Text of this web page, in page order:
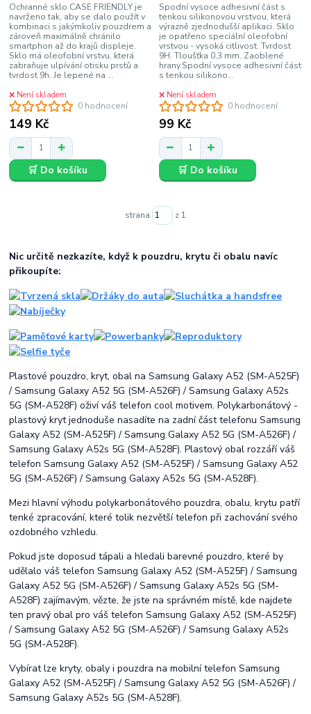
0 hodnocení
Ochranné sklo CASE FRIENDLY je
navrženo tak, aby se dalo použít v
kombinaci s jakýmkoliv pouzdrem a
zároveň maximálně chránilo
smartphon až do krajů displeje.
Sklo má oleofobní vrstvu, která
zabraňuje ulpívání otisku prstů a
tvrdost 9h. Je lepené na ...
149 Kč
❌ Není skladem
🛒 Do košíku
0 hodnocení
Spodní vysoce adhesivní část s
tenkou silikonovou vrstvou, která
výrazně zjednodušší aplikaci. Sklo
je opatřeno speciální oleofobní
vrstvou - vysoká citlivost. Tvrdost
9H. Tloušťka 0,3 mm. Zaoblené
hrany.Spodní vysoce adhesivní část
s tenkou silikono...
99 Kč
❌ Není skladem
🛒 Do košíku
strana z 1
Nic určitě nezkazíte, když k pouzdru, krytu či obalu navíc
přikoupíte:
Plastové pouzdro, kryt, obal na Samsung Galaxy A52 (SM-A525F)
/ Samsung Galaxy A52 5G (SM-A526F) / Samsung Galaxy A52s
5G (SM-A528F) oživí váš telefon cool motivem. Polykarbonátový -
plastový kryt jednoduše nasadíte na zadní část telefonu Samsung
Galaxy A52 (SM-A525F) / Samsung Galaxy A52 5G (SM-A526F) /
Samsung Galaxy A52s 5G (SM-A528F). Plastový obal rozzáří váš
telefon Samsung Galaxy A52 (SM-A525F) / Samsung Galaxy A52
5G (SM-A526F) / Samsung Galaxy A52s 5G (SM-A528F).
Mezi hlavní výhodu polykarbonátového pouzdra, obalu, krytu patří
tenké zpracování, které tolik nezvětší telefon při zachování svého
ozdobného vzhledu.
Pokud jste doposud tápali a hledali barevné pouzdro, které by
udělalo váš telefon Samsung Galaxy A52 (SM-A525F) / Samsung
Galaxy A52 5G (SM-A526F) / Samsung Galaxy A52s 5G (SM-
A528F) zajímavým, vězte, že jste na správném místě, kde najdete
ten pravý obal pro váš telefon Samsung Galaxy A52 (SM-A525F)
/ Samsung Galaxy A52 5G (SM-A526F) / Samsung Galaxy A52s
5G (SM-A528F).
Vybírat lze kryty, obaly i pouzdra na mobilní telefon Samsung
Galaxy A52 (SM-A525F) / Samsung Galaxy A52 5G (SM-A526F) /
Samsung Galaxy A52s 5G (SM-A528F).